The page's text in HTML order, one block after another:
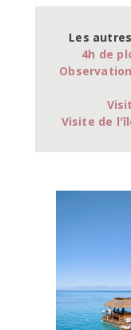
Les
4h de
Visite de